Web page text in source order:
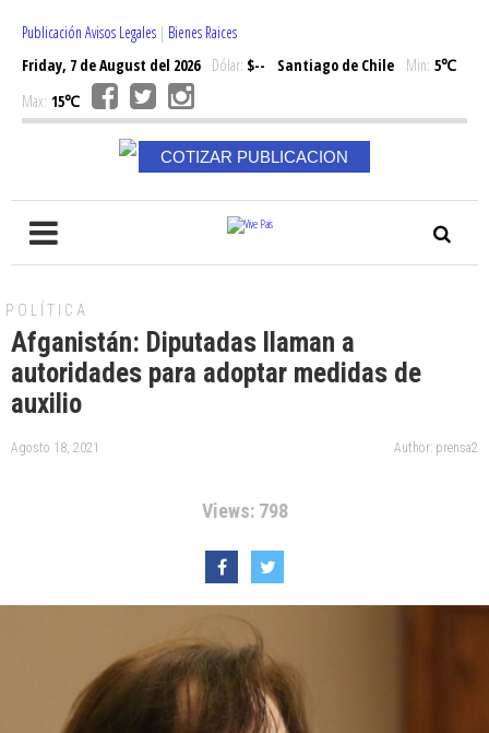
Publicación Avisos Legales | Bienes Raices
Friday, 7 de August del 2026Dólar: $-- Santiago de Chile Min: 5℃
Max: 15℃
COTIZAR PUBLICACION
POLÍTICA
Afganistán: Diputadas llaman a
autoridades para adoptar medidas de
auxilio
Agosto 18, 2021 Author: prensa2
Views: 798